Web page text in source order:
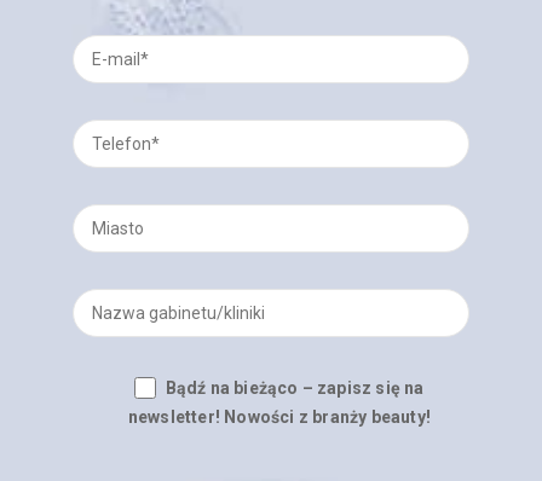
Bądź na bieżąco – zapisz się na
newsletter! Nowości z branży beauty!